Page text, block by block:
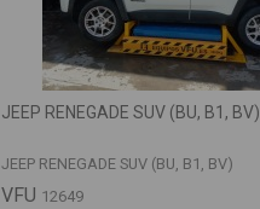
JEEP RENEGADE SUV (BU, B1, BV)
JEEP RENEGADE SUV (BU, B1, BV)
VFU 12649